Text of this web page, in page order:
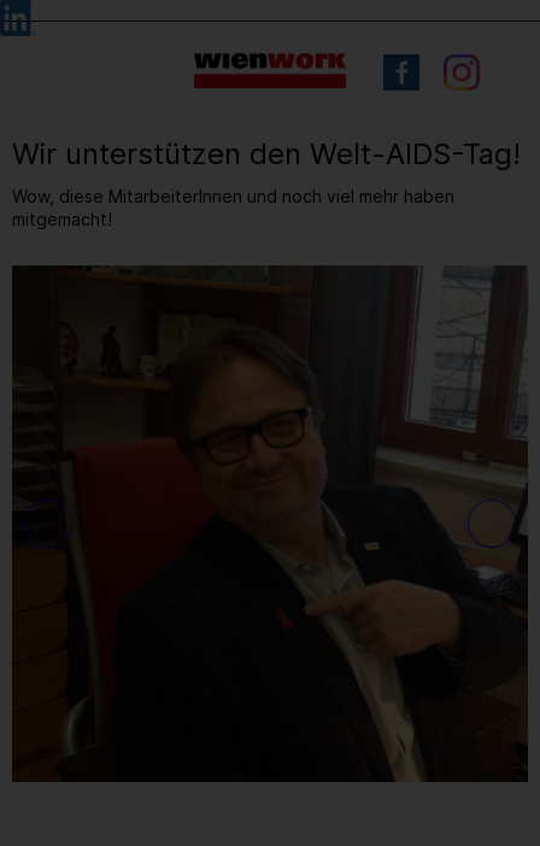
Barrierefreie
Bedienung
Sprachauswahl
Wir unterstützen den Welt-AIDS-Tag!
Wow, diese MitarbeiterInnen und noch viel mehr haben
mitgemacht!